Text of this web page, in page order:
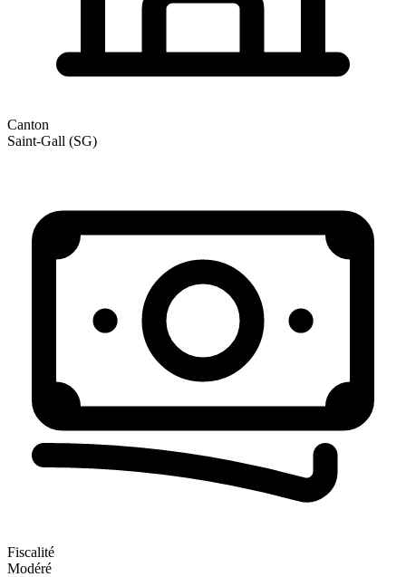
Canton
Saint-Gall (SG)
Fiscalité
Modéré